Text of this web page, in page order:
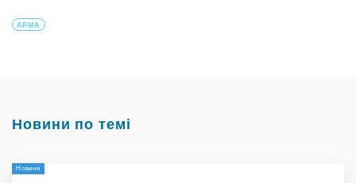
АРМА
Новини по темі
Новини